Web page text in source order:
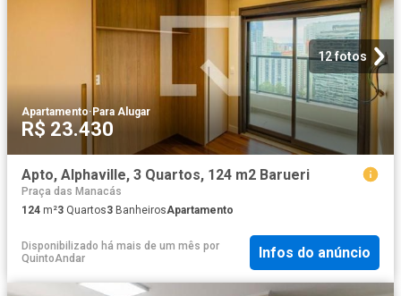
12 fotos
Apartamento·Para Alugar
R$ 23.430
Apto, Alphaville, 3 Quartos, 124 m2 Barueri
Praça das Manacás
124 m²3 Quartos3 BanheirosApartamento
Disponibilizado há mais de um mês por
QuintoAndar
Infos do anúncio